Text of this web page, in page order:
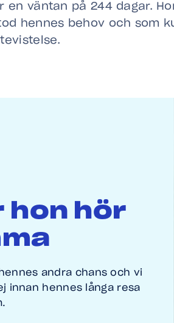
en väntan på 244 dagar.
hennes behov och som
hon hör
andra chans och vi
innan hennes långa resa